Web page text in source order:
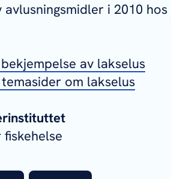
i 2010 hos
av lakselus
om lakselus